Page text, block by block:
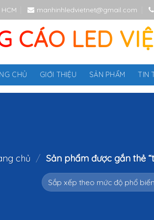
manhinhledvietnet@gmail.com
CÁO LED
CHỦ GIỚI THIỆU SẢN PHẨM TIN
chủ / Sản phẩm được gắn thẻ